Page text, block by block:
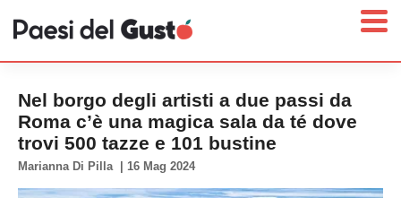
Home
News
Nel borgo degli artisti a due passi da
Roma c’è una magica sala da té dove
trovi 500 tazze e 101 bustine
Marianna Di Pilla 16 Mag 2024